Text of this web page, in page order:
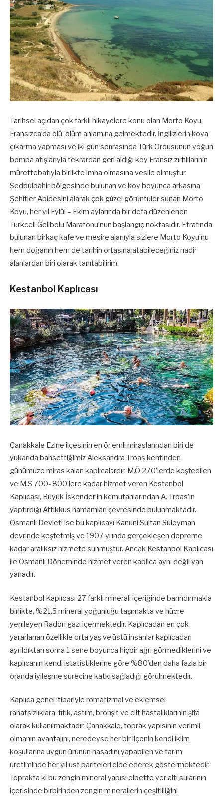
Tarihsel açıdan çok farklı hikayelere konu olan Morto Koyu,
Fransızca’da ölü, ölüm anlamına gelmektedir. İngilizlerin koya
çıkarma yapması ve iki gün sonrasında Türk Ordusunun yoğun
bomba atışlarıyla tekrardan geri aldığı koy Fransız zırhlılarının
mürettebatıyla birlikte imha olmasına vesile olmuştur.
Seddülbahir bölgesinde bulunan ve koy boyunca arkasına
Şehitler Abidesini alarak çok güzel görüntüler sunan Morto
Koyu, her yıl Eylül – Ekim aylarında bir defa düzenlenen
Turkcell Gelibolu Maratonu’nun başlangıç noktasıdır. Etrafında
bulunan birkaç kafe ve mesire alanıyla sizlere Morto Koyu’nu
hem doğanın hem de tarihin ortasına atabileceğiniz nadir
alanlardan biri olarak tanıtabilirim.
Kestanbol Kaplıcası
Çanakkale Ezine ilçesinin en önemli miraslarından biri de
yukarıda bahsettiğimiz Aleksandra Troas kentinden
günümüze miras kalan kaplıcalardır. M.Ö 270’lerde keşfedilen
ve M.S 700- 800’lere kadar hizmet veren Kestanbol
Kaplıcası, Büyük İskender’in komutanlarından A. Troas’ın
yaptırdığı Attikkus hamamları çevresinde bulunmaktadır.
Osmanlı Devleti ise bu kaplıcayı Kanuni Sultan Süleyman
devrinde keşfetmiş ve 1907 yılında gerçekleşen depreme
kadar aralıksız hizmete sunmuştur. Ancak Kestanbol Kaplıcası
ile Osmanlı Döneminde hizmet veren kaplıca aynı değil yan
yanadır.
Kestanbol Kaplıcası 27 farklı minerali içeriğinde barındırmakla
birlikte, %21.5 mineral yoğunluğu taşımakta ve hücre
yenileyen Radön gazı içermektedir. Kaplıcadan en çok
yararlanan özellikle orta yaş ve üstü insanlar kaplıcadan
ayrıldıktan sonra 1 sene boyunca hiçbir ağrı görmediklerini ve
kaplıcanın kendi istatistiklerine göre %80’den daha fazla bir
oranda iyileşme sürecine katkı sağladığı görülmektedir.
Kaplıca genel itibariyle romatizmal ve eklemsel
rahatsızlıklara, fıtık, astım, bronşit ve cilt hastalıklarının şifa
olarak kullanılmaktadır. Çanakkale, toprak yapısının verimli
olmanın avantajını, neredeyse her bir ilçenin kendi iklim
koşullarına uygun ürünün hasadını yapabilen ve tarım
üretiminde her yıl üst pariteleri elde ederek göstermektedir.
Toprakta ki bu zengin mineral yapısı elbette yer altı sularının
içerisinde birbirinden zengin minerallerin çeşitliliğini